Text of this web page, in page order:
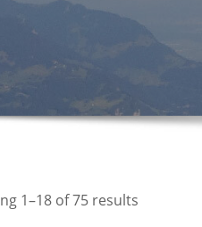
1–18 of 75 results